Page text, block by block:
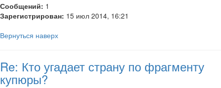
Сообщений: 1
Зарегистрирован: 15 июл 2014, 16:21
Вернуться наверх
Re: Кто угадает страну по фрагменту
купюры?